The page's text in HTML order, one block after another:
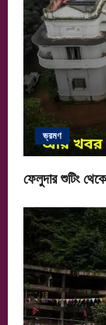
ভ্রমণ
ফেলুদার শুটিং